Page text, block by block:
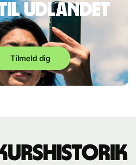
til udlandet
Tilmeld dig